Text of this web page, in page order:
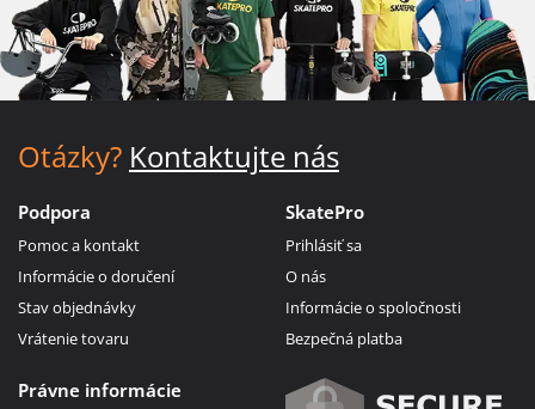
Otázky? Kontaktujte nás
Podpora
Pomoc a kontakt
Informácie o doručení
Stav objednávky
Vrátenie tovaru
SkatePro
Prihlásiť sa
O nás
Informácie o spoločnosti
Bezpečná platba
Právne informácie